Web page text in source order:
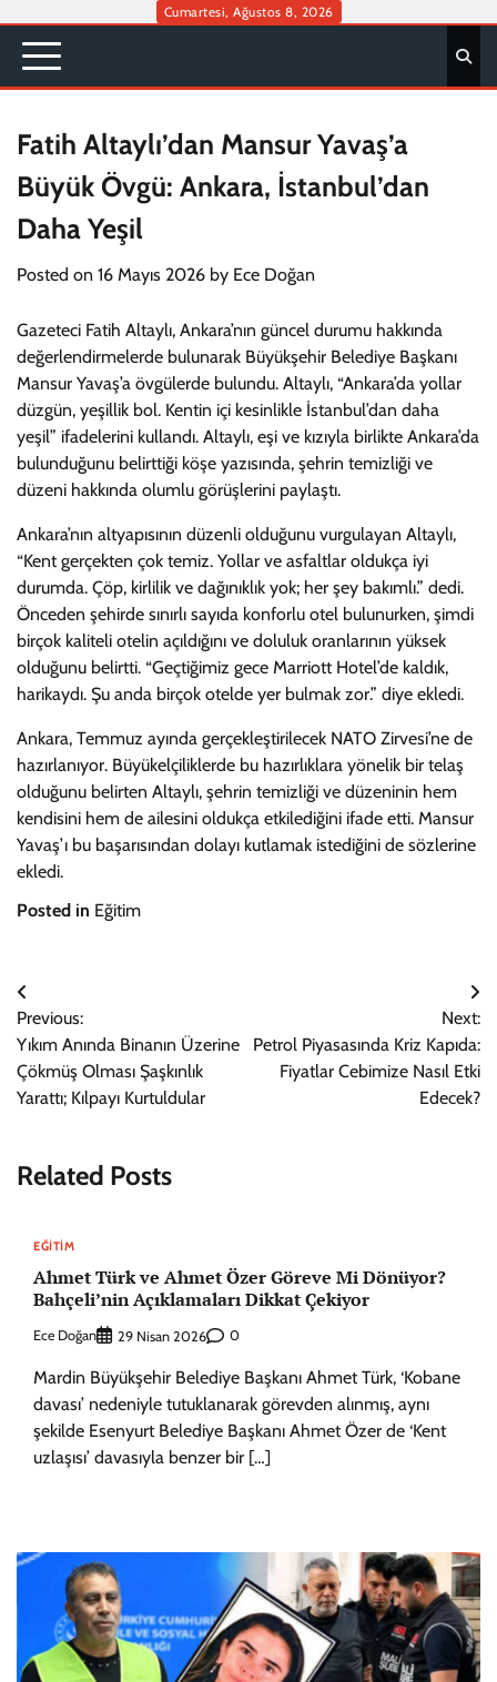
content
Cumartesi, Ağustos 8, 2026
Fatih Altaylı’dan Mansur Yavaş’a
Büyük Övgü: Ankara, İstanbul’dan
Daha Yeşil
Posted on 16 Mayıs 2026 by Ece Doğan
Gazeteci Fatih Altaylı, Ankara’nın güncel durumu hakkında
değerlendirmelerde bulunarak Büyükşehir Belediye Başkanı
Mansur Yavaş’a övgülerde bulundu. Altaylı, “Ankara’da yollar
düzgün, yeşillik bol. Kentin içi kesinlikle İstanbul’dan daha
yeşil” ifadelerini kullandı. Altaylı, eşi ve kızıyla birlikte Ankara’da
bulunduğunu belirttiği köşe yazısında, şehrin temizliği ve
düzeni hakkında olumlu görüşlerini paylaştı.
Ankara’nın altyapısının düzenli olduğunu vurgulayan Altaylı,
“Kent gerçekten çok temiz. Yollar ve asfaltlar oldukça iyi
durumda. Çöp, kirlilik ve dağınıklık yok; her şey bakımlı.” dedi.
Önceden şehirde sınırlı sayıda konforlu otel bulunurken, şimdi
birçok kaliteli otelin açıldığını ve doluluk oranlarının yüksek
olduğunu belirtti. “Geçtiğimiz gece Marriott Hotel’de kaldık,
harikaydı. Şu anda birçok otelde yer bulmak zor.” diye ekledi.
Ankara, Temmuz ayında gerçekleştirilecek NATO Zirvesi’ne de
hazırlanıyor. Büyükelçiliklerde bu hazırlıklara yönelik bir telaş
olduğunu belirten Altaylı, şehrin temizliği ve düzeninin hem
kendisini hem de ailesini oldukça etkilediğini ifade etti. Mansur
Yavaş’ı bu başarısından dolayı kutlamak istediğini de sözlerine
ekledi.
Posted in Eğitim
Yazı
gezinmesi
Previous:
Yıkım Anında Binanın Üzerine
Çökmüş Olması Şaşkınlık
Yarattı; Kılpayı Kurtuldular
Next:
Petrol Piyasasında Kriz Kapıda:
Fiyatlar Cebimize Nasıl Etki
Edecek?
Related Posts
EĞITIM
Ahmet Türk ve Ahmet Özer Göreve Mi Dönüyor?
Bahçeli’nin Açıklamaları Dikkat Çekiyor
Ece Doğan 29 Nisan 2026 0
Mardin Büyükşehir Belediye Başkanı Ahmet Türk, ‘Kobane
davası’ nedeniyle tutuklanarak görevden alınmış, aynı
şekilde Esenyurt Belediye Başkanı Ahmet Özer de ‘Kent
uzlaşısı’ davasıyla benzer bir […]